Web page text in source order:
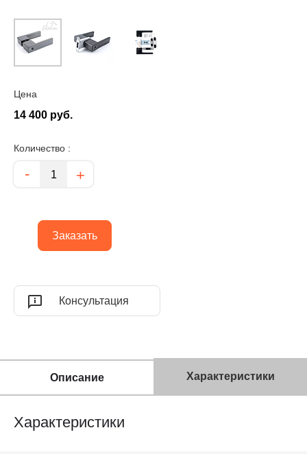
Цена
14 400 руб.
Количество :
Количество
- +
Заказать
Консультация
Описание Характеристики
Характеристики